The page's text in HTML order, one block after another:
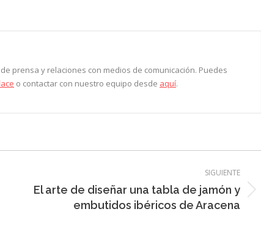
LinkedInPinterestWhatsApp
prensa y relaciones con medios de comunicación. Puedes
o contactar con nuestro equipo desde aquí.
SIGUIENTE
Entrada
El arte de diseñar una tabla de jamón y
embutidos ibéricos de Aracena